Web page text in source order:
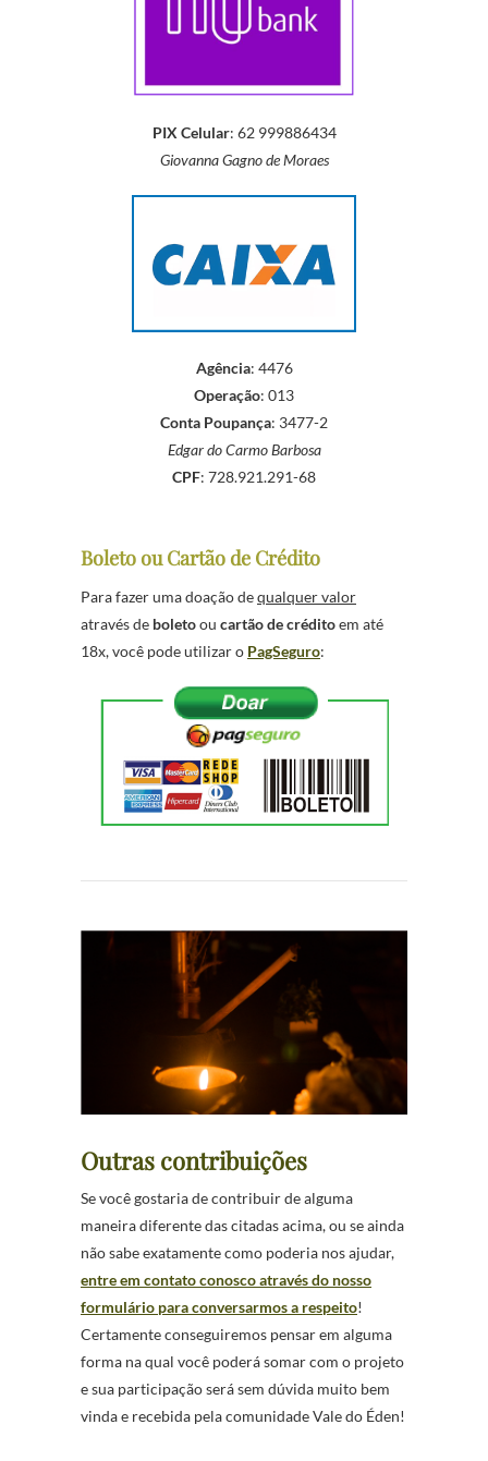
PIX Celular: 62 999886434
Giovanna Gagno de Moraes
Agência: 4476
Operação: 013
Conta Poupança: 3477-2
Edgar do Carmo Barbosa
CPF: 728.921.291-68
Boleto ou Cartão de Crédito
Para fazer uma doação dequalquer valor
através de boletoou cartão de créditoem até
18x, você pode utilizar o PagSeguro:
Outras contribuições
Se você gostaria de contribuir de alguma
maneira diferente das citadas acima, ou se ainda
não sabe exatamente como poderia nos ajudar,
entre em contato conosco através do nosso
formulário para conversarmos a respeito!
Certamente conseguiremos pensar em alguma
forma na qual você poderá somar com o projeto
e sua participação será sem dúvida muito bem
vinda e recebida pela comunidade Vale do Éden!